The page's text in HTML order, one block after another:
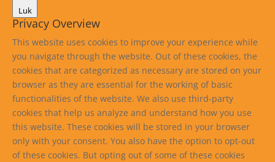
Luk
Privacy Overview
This website uses cookies to improve your experience while
you navigate through the website. Out of these cookies, the
cookies that are categorized as necessary are stored on your
browser as they are essential for the working of basic
functionalities of the website. We also use third-party
cookies that help us analyze and understand how you use
this website. These cookies will be stored in your browser
only with your consent. You also have the option to opt-out
of these cookies. But opting out of some of these cookies